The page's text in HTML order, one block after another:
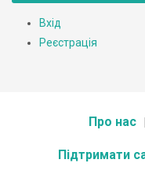
Вхід
Реєстрація
Про нас
Підтримати